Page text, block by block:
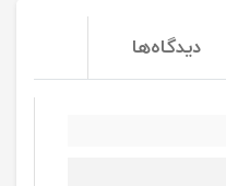
دیدگاه‌ها